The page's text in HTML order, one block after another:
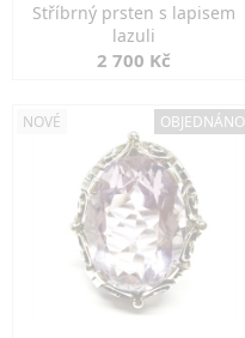
Stříbrný prsten s lapisem
lazuli
2 700 Kč
NOVÉ OBJEDNÁNO